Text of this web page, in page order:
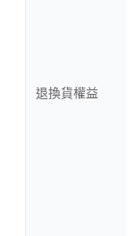
退換貨權益